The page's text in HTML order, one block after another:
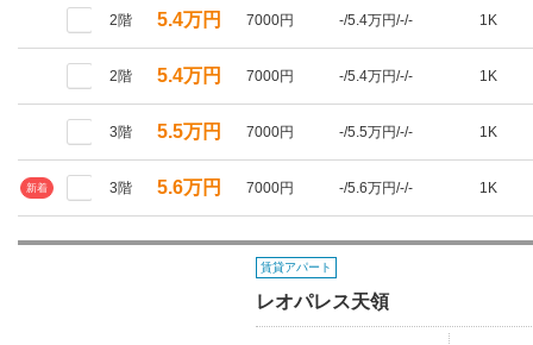
2階 5.4万円 7000円 -/5.4万円/-/- 1K
2階 5.4万円 7000円 -/5.4万円/-/- 1K
3階 5.5万円 7000円 -/5.5万円/-/- 1K
新着 3階 5.6万円 7000円 -/5.6万円/-/- 1K
賃貸アパート
レオパレス天領